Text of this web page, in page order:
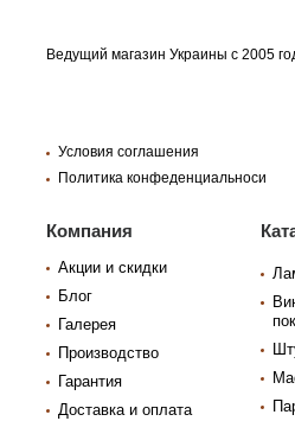
Ведущий магазин Украины с 2005
Условия соглашения
Политика конфеденциальноси
Компания
Акции и скидки
Блог
Галерея
Производство
Гарантия
Доставка и оплата